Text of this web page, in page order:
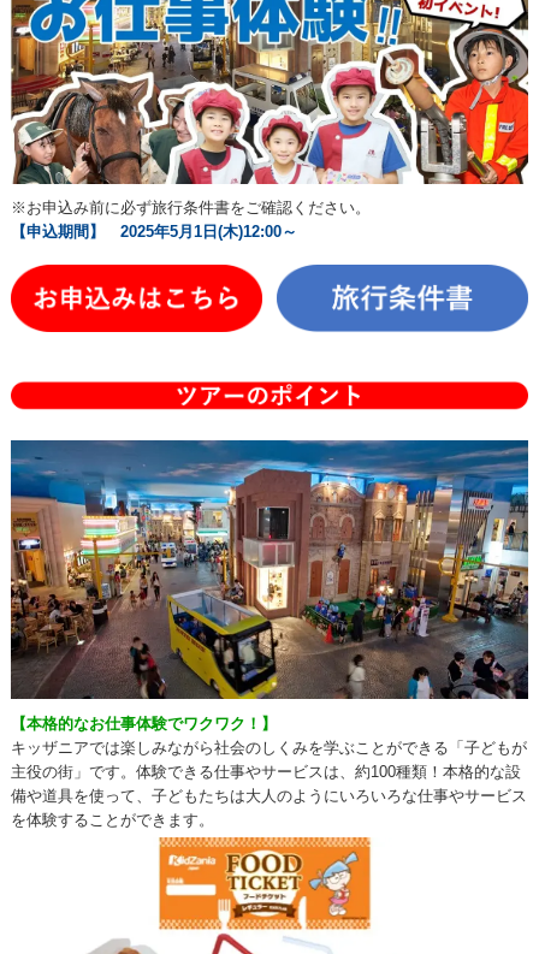
※お申込み前に必ず旅行条件書をご確認ください。
【申込期間】 2025年5月1日(木)12:00～
【本格的なお仕事体験でワクワク！】
キッザニアでは楽しみながら社会のしくみを学ぶことができる「子どもが
主役の街」です。体験できる仕事やサービスは、約100種類！本格的な設
備や道具を使って、子どもたちは大人のようにいろいろな仕事やサービス
を体験することができます。